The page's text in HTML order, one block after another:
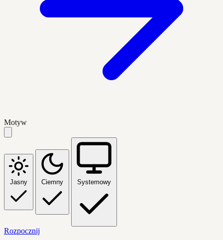
Motyw
Jasny Ciemny Systemowy
Rozpocznij